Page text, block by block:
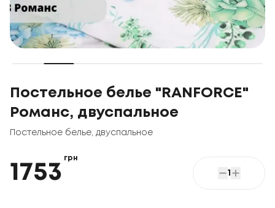
Постельное белье "RANFORCE"
Романс, двуспальное
Постельное белье двуспальное
1753
грн
1